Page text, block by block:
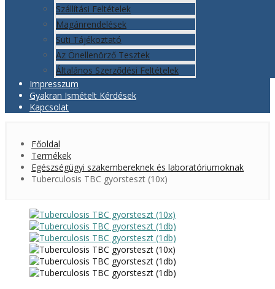
Szállítási Feltételek
Magánrendelések
Süti Tájékoztató
Az Önellenörző Tesztek
Általános Szerződési Feltételek
Impresszum
Gyakran Ismételt Kérdések
Kapcsolat
Főoldal
Termékek
Egészségügyi szakembereknek és laboratóriumoknak
Tuberculosis TBC gyorsteszt (10x)